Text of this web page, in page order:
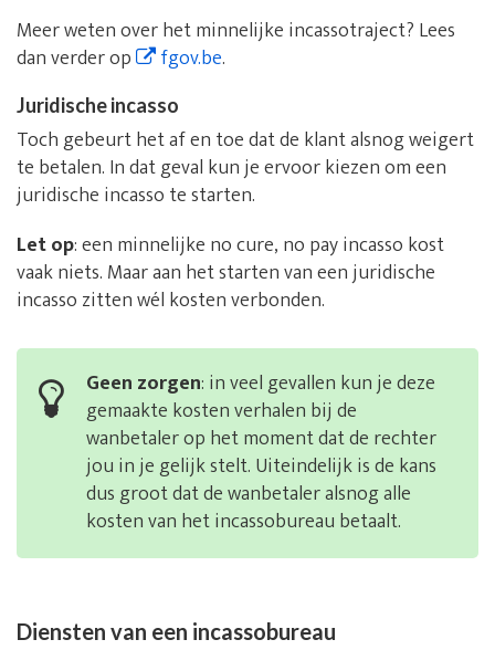
Meer weten over het minnelijke incassotraject? Lees
dan verder op
fgov.be.
Juridische incasso
Toch gebeurt het af en toe dat de klant alsnog weigert
te betalen. In dat geval kun je ervoor kiezen om een
juridische incasso te starten.
Let op: een minnelijke no cure, no pay incasso kost
vaak niets. Maar aan het starten van een juridische
incasso zitten wél kosten verbonden.
Geen zorgen: in veel gevallen kun je deze
gemaakte kosten verhalen bij de
wanbetaler op het moment dat de rechter
jou in je gelijk stelt. Uiteindelijk is de kans
dus groot dat de wanbetaler alsnog alle
kosten van het incassobureau betaalt.
Diensten van een incassobureau